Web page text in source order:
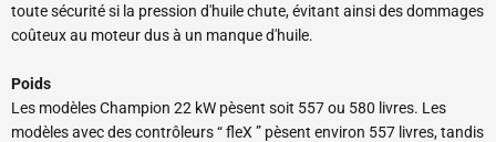
toute sécurité si la pression d'huile chute, évitant ainsi des dommages
coûteux au moteur dus à un manque d'huile.
Poids
Les modèles Champion 22 kW pèsent soit 557 ou 580 livres. Les
modèles avec des contrôleurs “ fleX ” pèsent environ 557 livres, tandis